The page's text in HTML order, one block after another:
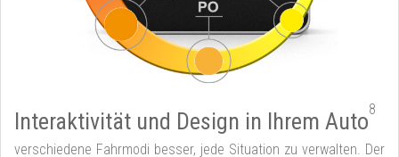
Interaktivität und Design in Ihrem Auto8
verschiedene Fahrmodi besser, jede Situation zu verwalten. Der